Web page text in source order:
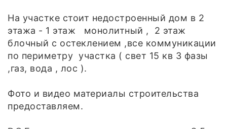
На участке стоит недостроенный дом в 2
этажа - 1 этаж монолитный , 2 этаж
блочный с остеклением ,все коммуникации
по периметру участка ( свет 15 кв 3 фазы
,газ, вода , лос ).
Фото и видео материалы строительства
предоставляем.